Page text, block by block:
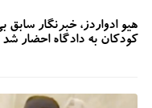
هیو ادواردز، خبرنگار سابق
کودکان به دادگاه احضار شد